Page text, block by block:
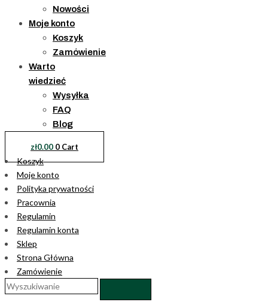
Nowości
Moje konto
Koszyk
Zamówienie
Warto
wiedzieć
Wysyłka
FAQ
Blog
zł0.00 0 Cart
Koszyk
Moje konto
Polityka prywatności
Pracownia
Regulamin
Regulamin konta
Sklep
Strona Główna
Zamówienie